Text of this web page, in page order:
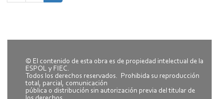
© El contenido de esta obra es de propiedad intelectual de la
ESPOL y FIEC.
Todos los derechos reservados. Prohibida su reproducción
total, parcial, comunicación
pública o distribución sin autorización previa del titular de